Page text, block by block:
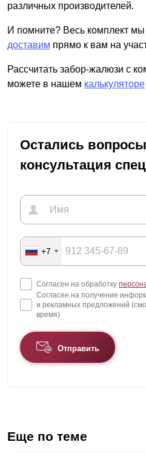
различных производителей.
И помните? Весь комплект
доставим прямо к вам на
Рассчитать забор-жалюзи с
можете в нашем калькуляторе
Остались
консультация
+7
Согласен на обработку
Согласен на получение
и рекламных предложений
время)
Отправить
Еще по теме